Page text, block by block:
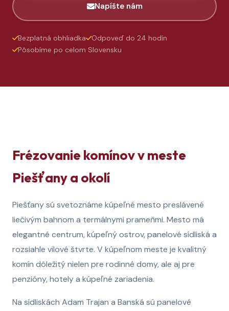
Napíšte nám
Bezplatná obhliadka
Odpoveď do 24 hodín
Pôsobíme po celom Slovensku
Frézovanie komínov v meste
Piešťany a okolí
Piešťany sú svetoznáme kúpeľné mesto preslávené
liečivým bahnom a termálnymi prameňmi. Mesto má
elegantné centrum, kúpeľný ostrov, panelové sídliská a
rozsiahle vilové štvrte. V kúpeľnom meste je kvalitný
komín dôležitý nielen pre rodinné domy, ale aj pre
penzióny, hotely a kúpeľné zariadenia.
Na sídliskách Adam Trajan a Banská sú panelové